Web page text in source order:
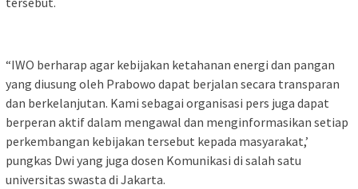
“IWO berharap agar kebijakan ketahanan energi dan pangan
yang diusung oleh Prabowo dapat berjalan secara transparan
dan berkelanjutan. Kami sebagai organisasi pers juga dapat
berperan aktif dalam mengawal dan menginformasikan setiap
perkembangan kebijakan tersebut kepada masyarakat,’
pungkas Dwi yang juga dosen Komunikasi di salah satu
universitas swasta di Jakarta.